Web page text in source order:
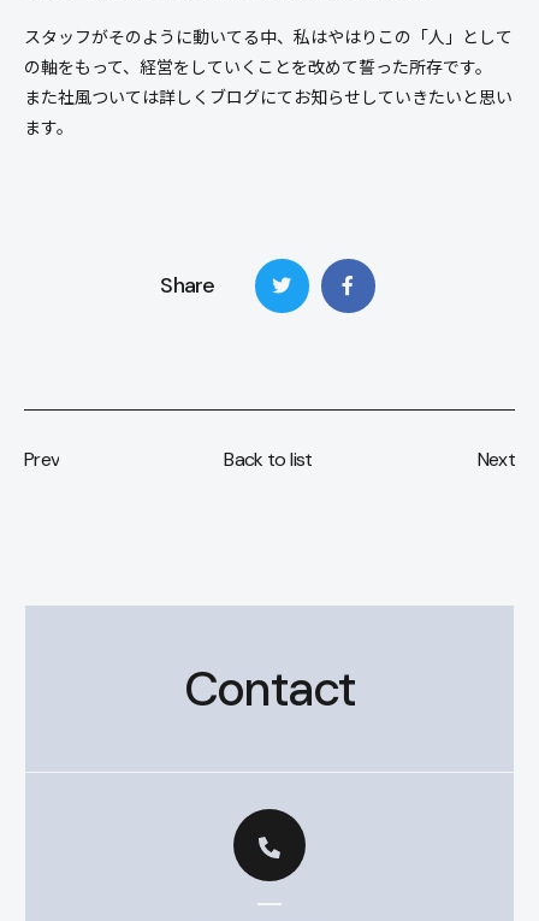
スタッフがそのように動いてる中、私はやはりこの「人」として
の軸をもって、経営をしていくことを改めて誓った所存です。
また社風ついては詳しくブログにてお知らせしていきたいと思い
ます。
Share
Prev Back to list Next
Contact